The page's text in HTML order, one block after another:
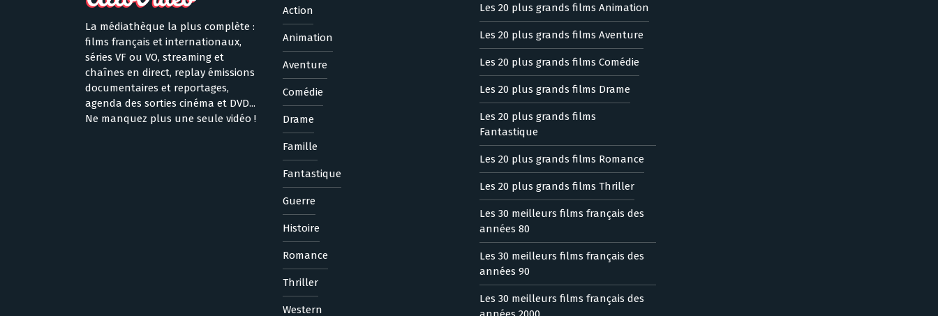
La médiathèque la plus complète :
films français et internationaux,
séries VF ou VO, streaming et
chaînes en direct, replay émissions
documentaires et reportages,
agenda des sorties cinéma et DVD...
Ne manquez plus une seule vidéo !
Action
Animation
Aventure
Comédie
Drame
Famille
Fantastique
Guerre
Histoire
Romance
Thriller
Western
Les 20 plus grands films Animation
Les 20 plus grands films Aventure
Les 20 plus grands films Comédie
Les 20 plus grands films Drame
Les 20 plus grands films
Fantastique
Les 20 plus grands films Romance
Les 20 plus grands films Thriller
Les 30 meilleurs films français des
années 80
Les 30 meilleurs films français des
années 90
Les 30 meilleurs films français des